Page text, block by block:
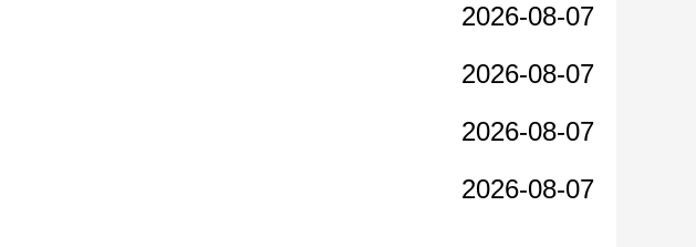
2026-08-07
2026-08-07
2026-08-07
2026-08-07